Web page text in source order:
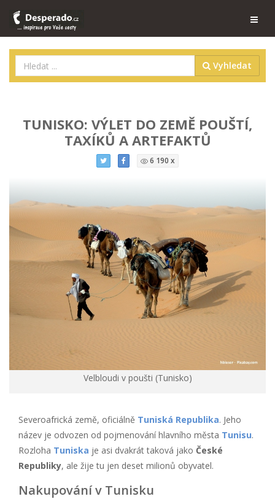
Vyhledat
TUNISKO: VÝLET DO ZEMĚ POUŠTÍ,
TAXÍKŮ A ARTEFAKTŮ
6 190 x
Velbloudi v poušti (Tunisko)
Severoafrická země, oficiálně Tuniská Republika. Jeho
název je odvozen od pojmenování hlavního města Tunisu.
Rozloha Tuniska je asi dvakrát taková jako České
Republiky, ale žije tu jen deset milionů obyvatel.
Nakupování v Tunisku